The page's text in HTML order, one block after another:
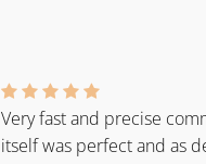
Very fast and precise
itself was perfect and as